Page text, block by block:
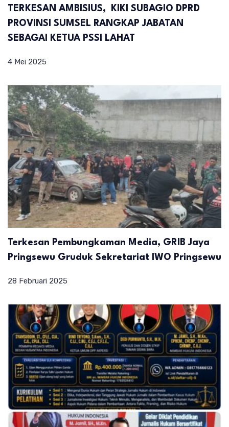
TERKESAN AMBISIUS, KIKI SUBAGIO DPRD
PROVINSI SUMSEL RANGKAP JABATAN
SEBAGAI KETUA PSSI LAHAT
4 Mei 2025
Terkesan Pembungkaman Media, GRIB Jaya
Pringsewu Gruduk Sekretariat IWO Pringsewu
28 Februari 2025